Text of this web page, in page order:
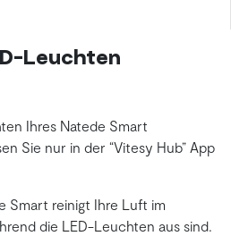
Leuchten
Ihres Natede Smart
Sie nur in der “Vitesy Hub” App
Smart reinigt Ihre Luft im
die LED-Leuchten aus sind.